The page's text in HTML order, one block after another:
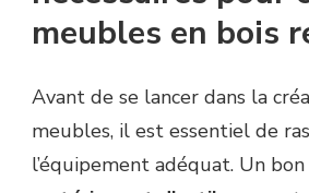
meubles en bois
Avant de se lancer dans la
meubles, il est essentiel de
l’équipement adéquat. Un